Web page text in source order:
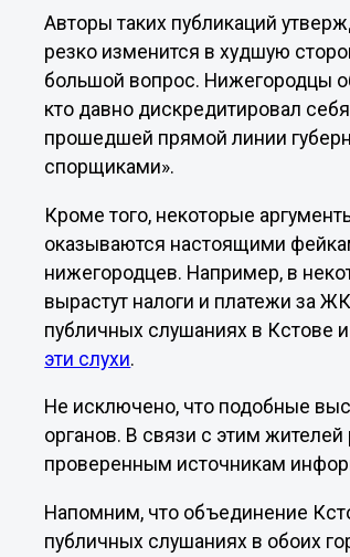
Авторы таких публикаций
резко изменится в худшую
большой вопрос. Нижегородцы
кто давно дискредитировал
прошедшей прямой линии
спорщиками».
Кроме того, некоторые
оказываются настоящими
нижегородцев. Например, в
вырастут налоги и платежи за
публичных слушаниях в Кстове
эти слухи.
Не исключено, что подобные
органов. В связи с этим
проверенным источникам
Напомним, что объединение
публичных слушаниях в обоих